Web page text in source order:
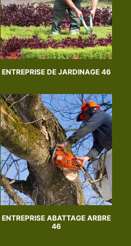
ENTREPRISE DE JARDINAGE 46
ENTREPRISE ABATTAGE ARBRE
46